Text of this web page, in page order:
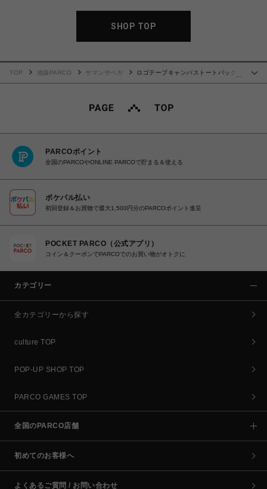
SHOP TOP
TOP 池袋PARCO サマンサベガ
ロゴテープキャンバストートバッグ
PARCOポイント
全国のPARCOやONLINE PARCOで貯まる＆使える
ポケパル払い
初回登録＆お買物で最大1,500円分のPARCOポイント進呈
POCKET PARCO（公式アプリ）
コイン＆クーポンでPARCOでのお買い物がオトクに
カテゴリー
全カテゴリーから探す
culture TOP
POP-UP SHOP TOP
PARCO GAMES TOP
全国のPARCO店舗
初めてのお客様へ
よくあるご質問 / お問い合わせ